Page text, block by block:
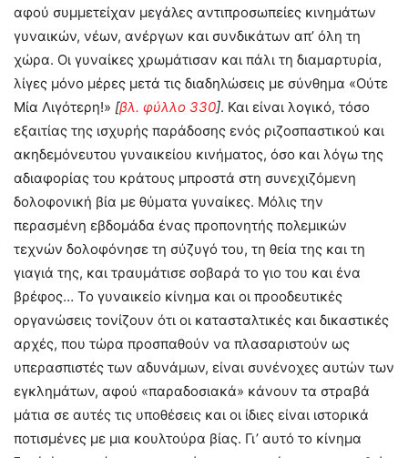
αφού συμμετείχαν μεγάλες αντιπροσωπείες κινημάτων
γυναικών, νέων, ανέργων και συνδικάτων απ’ όλη τη
χώρα. Οι γυναίκες χρωμάτισαν και πάλι τη διαμαρτυρία,
λίγες μόνο μέρες μετά τις διαδηλώσεις με σύνθημα «Ούτε
Μία Λιγότερη!» [βλ. φύλλο 330]. Και είναι λογικό, τόσο
εξαιτίας της ισχυρής παράδοσης ενός ριζοσπαστικού και
ακηδεμόνευτου γυναικείου κινήματος, όσο και λόγω της
αδιαφορίας του κράτους μπροστά στη συνεχιζόμενη
δολοφονική βία με θύματα γυναίκες. Μόλις την
περασμένη εβδομάδα ένας προπονητής πολεμικών
τεχνών δολοφόνησε τη σύζυγό του, τη θεία της και τη
γιαγιά της, και τραυμάτισε σοβαρά το γιο του και ένα
βρέφος… Το γυναικείο κίνημα και οι προοδευτικές
οργανώσεις τονίζουν ότι οι κατασταλτικές και δικαστικές
αρχές, που τώρα προσπαθούν να πλασαριστούν ως
υπερασπιστές των αδυνάμων, είναι συνένοχες αυτών των
εγκλημάτων, αφού «παραδοσιακά» κάνουν τα στραβά
μάτια σε αυτές τις υποθέσεις και οι ίδιες είναι ιστορικά
ποτισμένες με μια κουλτούρα βίας. Γι’ αυτό το κίνημα